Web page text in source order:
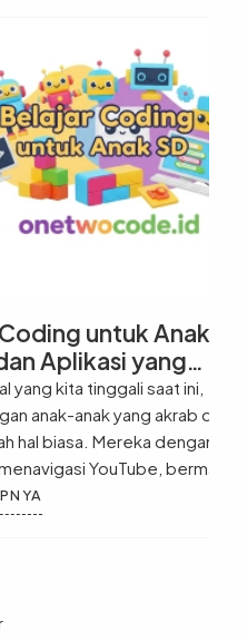
Anak SD:
yang
saat ini,
akrab dengan
dengan
bermain game,
edukasi. Namun,
membawa
konsumen,
SD. […]